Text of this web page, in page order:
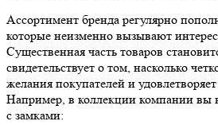
Ассортимент бренда регулярно
которые неизменно вызывают
Существенная часть товаров
свидетельствует о том, насколько
желания покупателей и
Например, в коллекции компании вы
с замками: